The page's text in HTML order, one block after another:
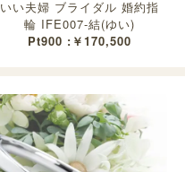
いい夫婦 ブライダル 婚約指
輪 IFE007-結(ゆい)
Pt900 :￥170,500